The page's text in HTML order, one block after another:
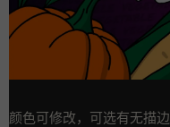
颜色可修改，可选有无描边